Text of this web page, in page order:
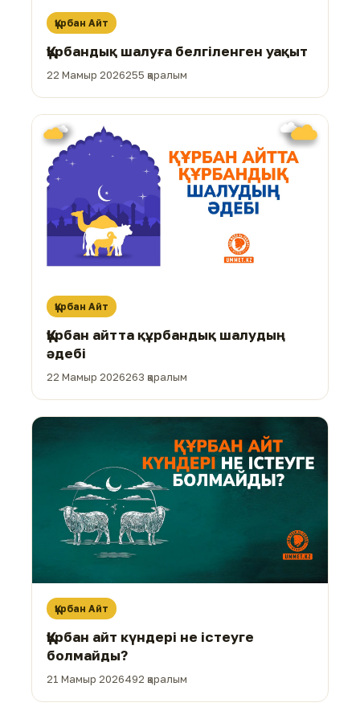
Құрбан Айт
Құрбандық шалуға белгіленген уақыт
22 Мамыр 2026255 қаралым
Құрбан Айт
Құрбан айтта құрбандық шалудың
әдебі
22 Мамыр 2026263 қаралым
Құрбан Айт
Құрбан айт күндері не істеуге
болмайды?
21 Мамыр 2026492 қаралым